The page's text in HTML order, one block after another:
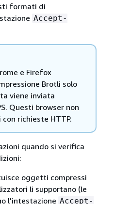
formati di
Accept-
e Firefox
Brotli solo
viene inviata
Questi browser non
richieste HTTP.
quando si verifica
oggetti compressi
li supportano (le
l'intestazione Accept-